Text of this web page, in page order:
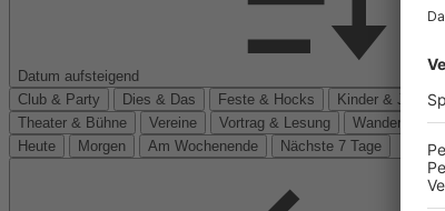
Datum aufsteigend
Club & Party
Dies & Das Feste & Hocks Kinder & Jugend
Theater & Bühne
Vereine Vortrag & Lesung
Wanderungen
Heute
Morgen Am Wochenende Nächste 7 Tage